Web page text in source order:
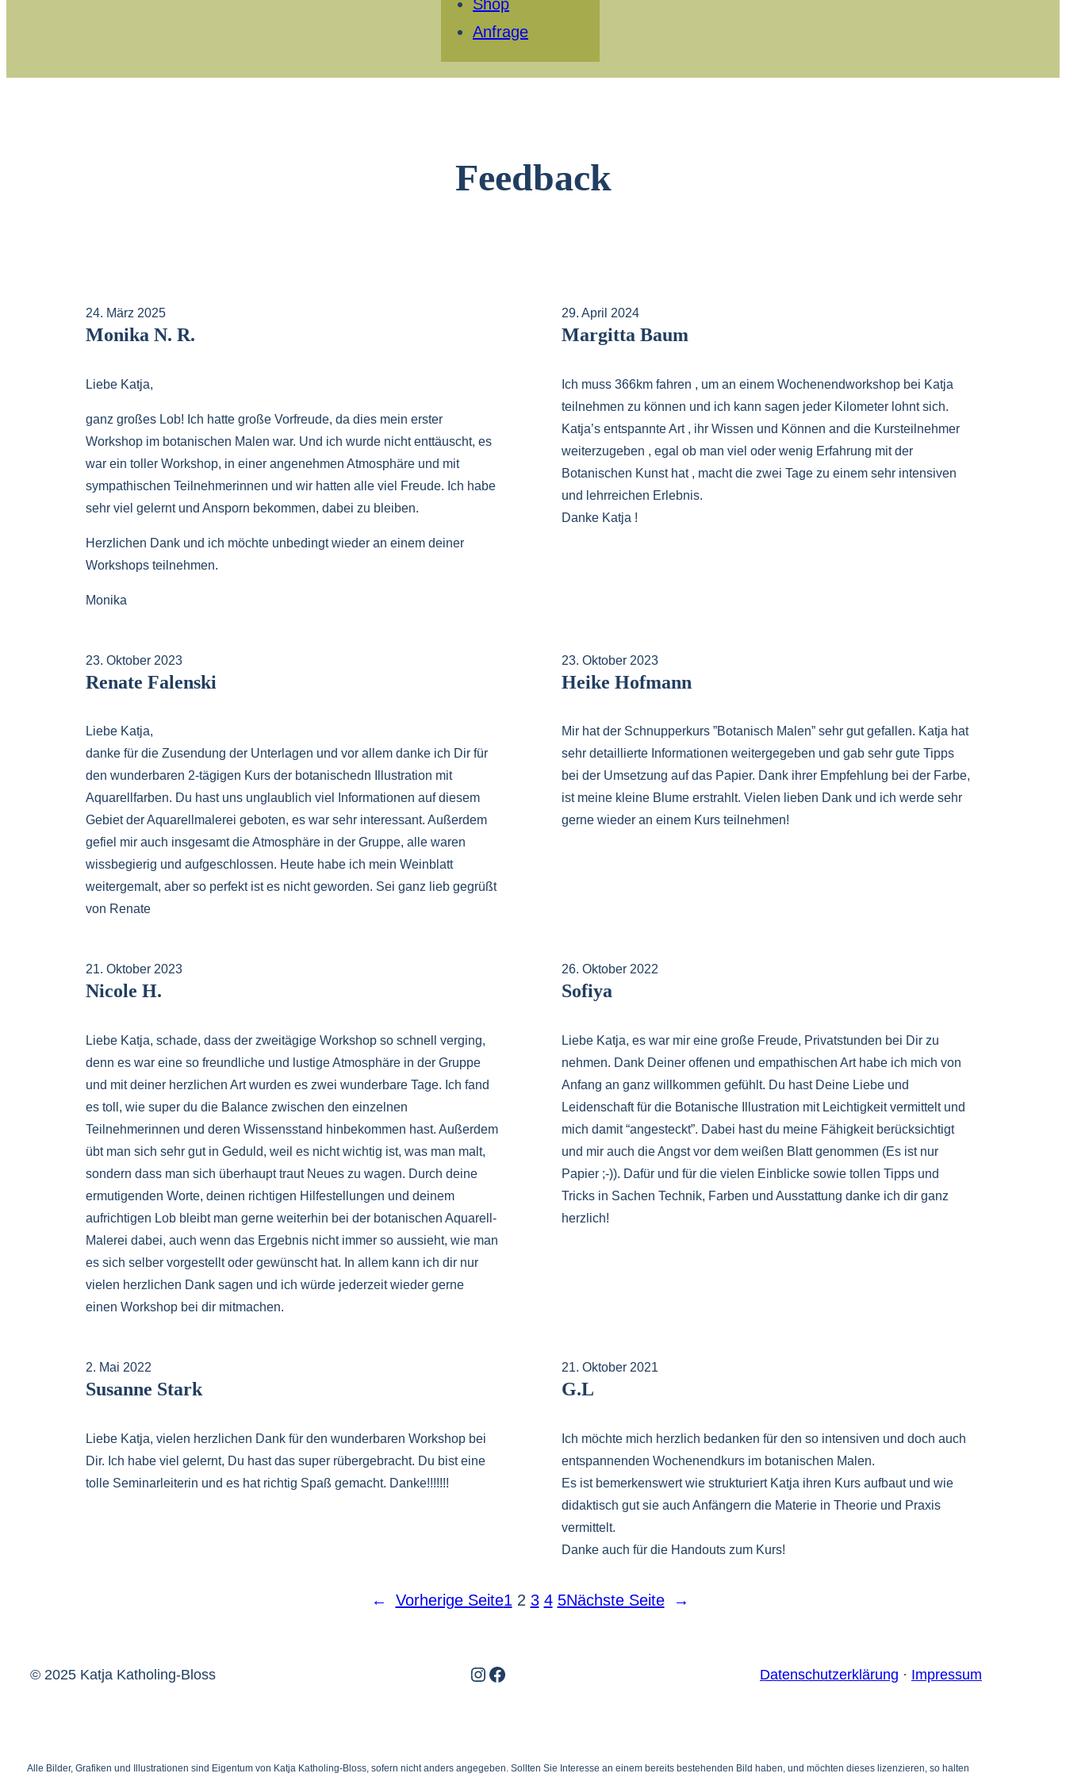
Shop
Anfrage
Feedback
24. März 2025
Monika N. R.
Liebe Katja,
ganz großes Lob! Ich hatte große Vorfreude, da dies mein erster
Workshop im botanischen Malen war. Und ich wurde nicht enttäuscht, es
war ein toller Workshop, in einer angenehmen Atmosphäre und mit
sympathischen Teilnehmerinnen und wir hatten alle viel Freude. Ich habe
sehr viel gelernt und Ansporn bekommen, dabei zu bleiben.
Herzlichen Dank und ich möchte unbedingt wieder an einem deiner
Workshops teilnehmen.
Monika
29. April 2024
Margitta Baum
Ich muss 366km fahren , um an einem Wochenendworkshop bei Katja
teilnehmen zu können und ich kann sagen jeder Kilometer lohnt sich.
Katja’s entspannte Art , ihr Wissen und Können and die Kursteilnehmer
weiterzugeben , egal ob man viel oder wenig Erfahrung mit der
Botanischen Kunst hat , macht die zwei Tage zu einem sehr intensiven
und lehrreichen Erlebnis.
Danke Katja !
23. Oktober 2023
Renate Falenski
Liebe Katja,
danke für die Zusendung der Unterlagen und vor allem danke ich Dir für
den wunderbaren 2-tägigen Kurs der botanischedn Illustration mit
Aquarellfarben. Du hast uns unglaublich viel Informationen auf diesem
Gebiet der Aquarellmalerei geboten, es war sehr interessant. Außerdem
gefiel mir auch insgesamt die Atmosphäre in der Gruppe, alle waren
wissbegierig und aufgeschlossen. Heute habe ich mein Weinblatt
weitergemalt, aber so perfekt ist es nicht geworden. Sei ganz lieb gegrüßt
von Renate
23. Oktober 2023
Heike Hofmann
Mir hat der Schnupperkurs ”Botanisch Malen” sehr gut gefallen. Katja hat
sehr detaillierte Informationen weitergegeben und gab sehr gute Tipps
bei der Umsetzung auf das Papier. Dank ihrer Empfehlung bei der Farbe,
ist meine kleine Blume erstrahlt. Vielen lieben Dank und ich werde sehr
gerne wieder an einem Kurs teilnehmen!
21. Oktober 2023
Nicole H.
Liebe Katja, schade, dass der zweitägige Workshop so schnell verging,
denn es war eine so freundliche und lustige Atmosphäre in der Gruppe
und mit deiner herzlichen Art wurden es zwei wunderbare Tage. Ich fand
es toll, wie super du die Balance zwischen den einzelnen
Teilnehmerinnen und deren Wissensstand hinbekommen hast. Außerdem
übt man sich sehr gut in Geduld, weil es nicht wichtig ist, was man malt,
sondern dass man sich überhaupt traut Neues zu wagen. Durch deine
ermutigenden Worte, deinen richtigen Hilfestellungen und deinem
aufrichtigen Lob bleibt man gerne weiterhin bei der botanischen Aquarell-
Malerei dabei, auch wenn das Ergebnis nicht immer so aussieht, wie man
es sich selber vorgestellt oder gewünscht hat. In allem kann ich dir nur
vielen herzlichen Dank sagen und ich würde jederzeit wieder gerne
einen Workshop bei dir mitmachen.
26. Oktober 2022
Sofiya
Liebe Katja, es war mir eine große Freude, Privatstunden bei Dir zu
nehmen. Dank Deiner offenen und empathischen Art habe ich mich von
Anfang an ganz willkommen gefühlt. Du hast Deine Liebe und
Leidenschaft für die Botanische Illustration mit Leichtigkeit vermittelt und
mich damit “angesteckt”. Dabei hast du meine Fähigkeit berücksichtigt
und mir auch die Angst vor dem weißen Blatt genommen (Es ist nur
Papier ;-)). Dafür und für die vielen Einblicke sowie tollen Tipps und
Tricks in Sachen Technik, Farben und Ausstattung danke ich dir ganz
herzlich!
2. Mai 2022
Susanne Stark
Liebe Katja, vielen herzlichen Dank für den wunderbaren Workshop bei
Dir. Ich habe viel gelernt, Du hast das super rübergebracht. Du bist eine
tolle Seminarleiterin und es hat richtig Spaß gemacht. Danke!!!!!!!
21. Oktober 2021
G.L
Ich möchte mich herzlich bedanken für den so intensiven und doch auch
entspannenden Wochenendkurs im botanischen Malen.
Es ist bemerkenswert wie strukturiert Katja ihren Kurs aufbaut und wie
didaktisch gut sie auch Anfängern die Materie in Theorie und Praxis
vermittelt.
Danke auch für die Handouts zum Kurs!
← Vorherige Seite1 2 3 4 5Nächste Seite →
© 2025 Katja Katholing-Bloss Instagram
Facebook Datenschutzerklärung · Impressum
Alle Bilder, Grafiken und Illustrationen sind Eigentum von Katja Katholing-Bloss, sofern nicht anders angegeben. Sollten Sie Interesse an einem bereits bestehenden Bild haben, und möchten dieses lizenzieren, so halten